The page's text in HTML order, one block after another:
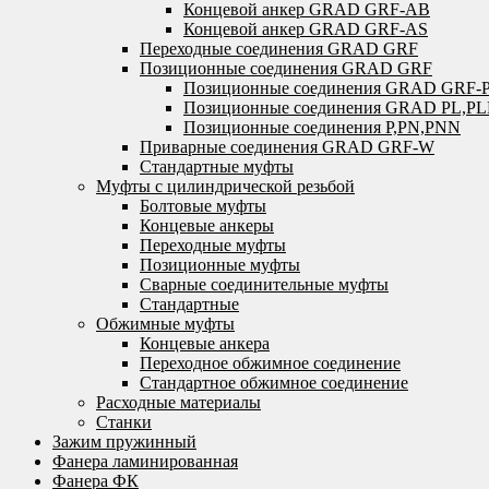
Концевой анкер GRAD GRF-AB
Концевой анкер GRAD GRF-AS
Переходные соединения GRAD GRF
Позиционные соединения GRAD GRF
Позиционные соединения GRAD GRF-
Позиционные соединения GRAD
Позиционные соединения P,PN,PNN
Приварные соединения GRAD GRF-W
Стандартные муфты
Муфты с цилиндрической резьбой
Болтовые муфты
Концевые анкеры
Переходные муфты
Позиционные муфты
Сварные соединительные муфты
Стандартные
Обжимные муфты
Концевые анкера
Переходное обжимное соединение
Стандартное обжимное соединение
Расходные материалы
Станки
Зажим пружинный
Фанера ламинированная
Фанера ФК